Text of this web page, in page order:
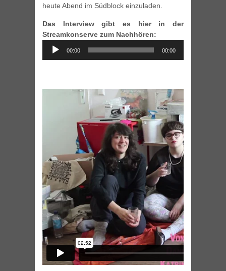
heute Abend im Südblock einzuladen.
Das Interview gibt es hier in der
Streamkonserve zum Nachhören:
Audio
Player
00:00 00:00